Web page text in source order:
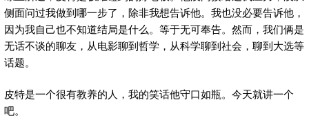
侧面问过我做到哪一步了，除非我想告诉他。我也没必要告诉他，
因为我自己也不知道结局是什么。等于无可奉告。然而，我们俩是
无话不谈的聊友，从电影聊到哲学，从科学聊到社会，聊到大选等
话题。
皮特是一个很有教养的人，我的笑话他守口如瓶。今天就讲一个
吧。